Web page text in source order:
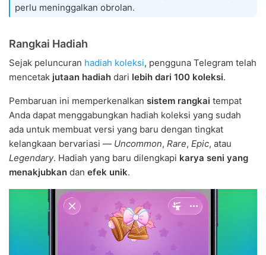
perlu meninggalkan obrolan.
Rangkai Hadiah
Sejak peluncuran hadiah koleksi, pengguna Telegram telah
mencetak jutaan hadiah dari lebih dari 100 koleksi.
Pembaruan ini memperkenalkan sistem rangkai tempat
Anda dapat menggabungkan hadiah koleksi yang sudah
ada untuk membuat versi yang baru dengan tingkat
kelangkaan bervariasi — Uncommon, Rare, Epic, atau
Legendary. Hadiah yang baru dilengkapi karya seni yang
menakjubkan dan efek unik.